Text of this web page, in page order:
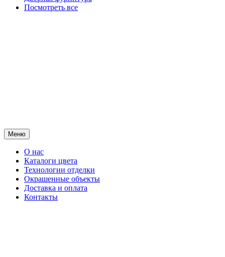
Посмотреть все
Меню
О нас
Каталоги цвета
Технологии отделки
Окрашенные объекты
Доставка и оплата
Контакты